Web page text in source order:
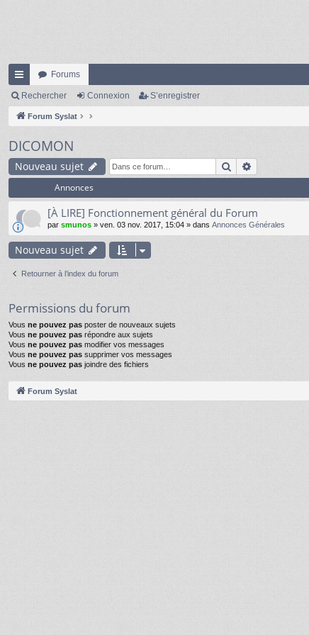
cc
ès
pi
de
Forums
Rechercher Connexion S’enregistrer
Forum Syslat
DICOMON
Nouveau sujet Rechercher
Annonces
[À LIRE] Fonctionnement général du Forum
par smunos » ven. 03 nov. 2017, 15:04 » dans Annonces Générales
Nouveau sujet
Retourner à l’index du forum
Permissions du forum
Vous ne pouvez pas poster de nouveaux sujets
Vous ne pouvez pas répondre aux sujets
Vous ne pouvez pas modifier vos messages
Vous ne pouvez pas supprimer vos messages
Vous ne pouvez pas joindre des fichiers
Forum Syslat